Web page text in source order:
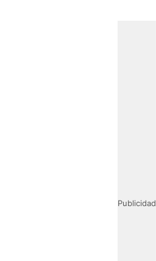
Publicidad